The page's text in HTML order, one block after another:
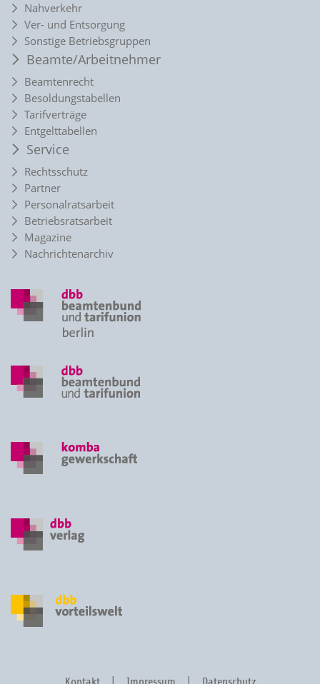
Nahverkehr
Ver- und Entsorgung
Sonstige Betriebsgruppen
Beamte/Arbeitnehmer
Beamtenrecht
Besoldungstabellen
Tarifverträge
Entgelttabellen
Service
Rechtsschutz
Partner
Personalratsarbeit
Betriebsratsarbeit
Magazine
Nachrichtenarchiv